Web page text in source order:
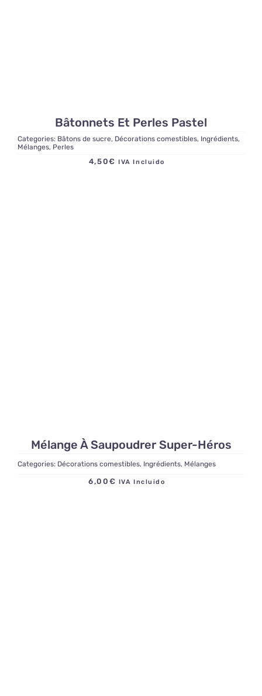
Bâtonnets Et Perles Pastel
Categories: Bâtons de sucre, Décorations comestibles, Ingrédients,
Mélanges, Perles
4,50€ IVA Incluido
Mélange À Saupoudrer Super-Héros
Categories: Décorations comestibles, Ingrédients, Mélanges
6,00 € IVA Incluido